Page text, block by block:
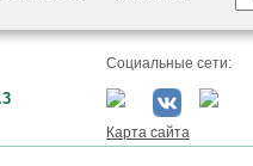
Социальные сети:
Карта сайта